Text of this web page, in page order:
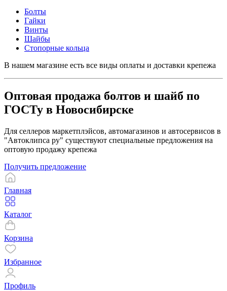
Болты
Гайки
Винты
Шайбы
Стопорные кольца
В нашем магазине есть все виды оплаты и доставки крепежа
Оптовая продажа болтов и шайб по
ГОСТу в Новосибирске
Для селлеров маркетплэйсов, автомагазинов и автосервисов в
"Автоклипса ру" существуют специальные предложения на
оптовую продажу крепежа
Получить предложение
Главная
Каталог
Корзина
Избранное
Профиль